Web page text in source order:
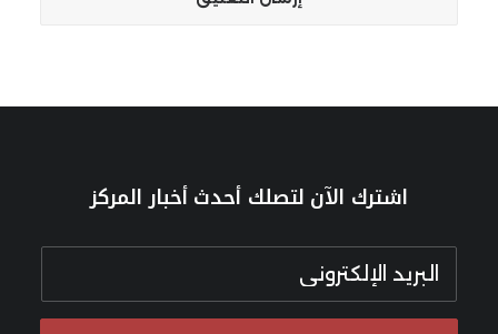
اشترك الآن لتصلك أحدث أخبار المركز